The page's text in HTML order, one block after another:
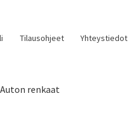
Tilausohjeet Yhteystiedot
Auton renkaat